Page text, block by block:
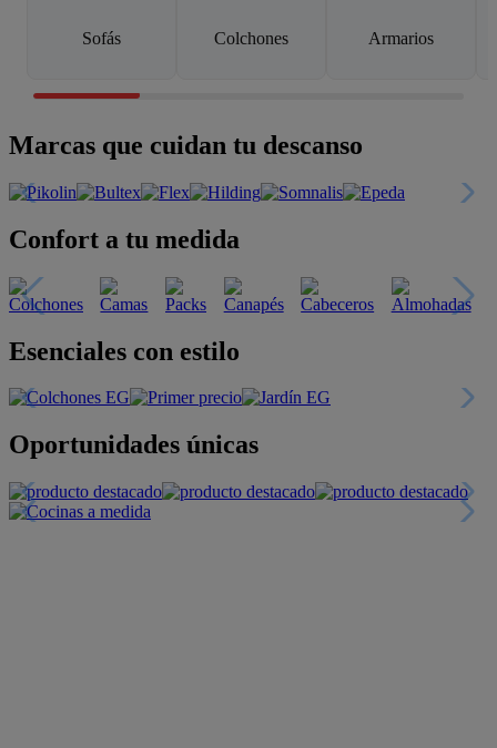
Sofás Colchones Armarios
Marcas que cuidan tu descanso
Confort a tu medida
Esenciales con estilo
Oportunidades únicas